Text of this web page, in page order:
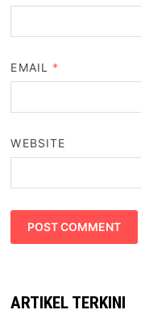
EMAIL *
WEBSITE
ARTIKEL TERKINI